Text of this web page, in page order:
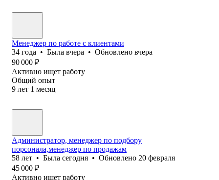
Менеджер по работе с клиентами
34 года • Была вчера • Обновлено вчера
90 000 ₽
Активно ищет работу
Общий опыт
9 лет 1 месяц
Администратор, менеджер по подбору
порсонала,менеджер по продажам
58 лет • Была сегодня • Обновлено 20 февраля
45 000 ₽
Активно ищет работу